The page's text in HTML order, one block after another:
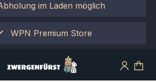
im Laden möglich
per "Click&Collect"
WPN Premium Store